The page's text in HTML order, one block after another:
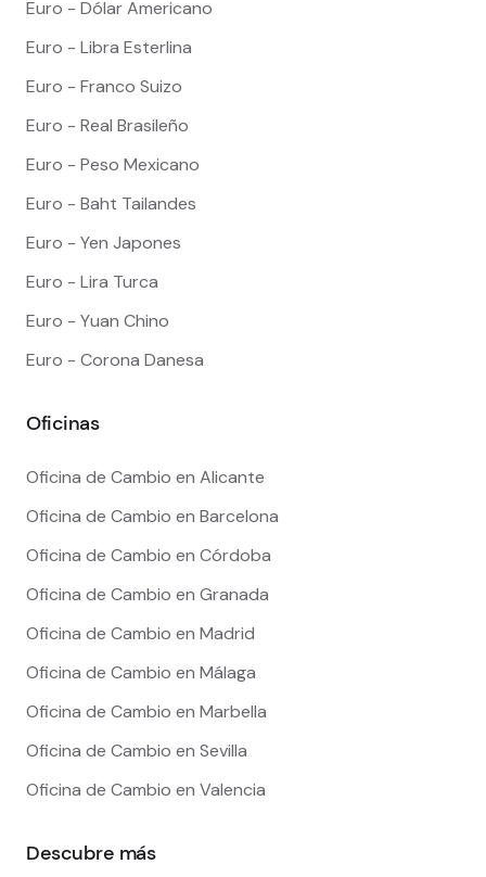
Euro - Dólar Americano
Euro - Libra Esterlina
Euro - Franco Suizo
Euro - Real Brasileño
Euro - Peso Mexicano
Euro - Baht Tailandes
Euro - Yen Japones
Euro - Lira Turca
Euro - Yuan Chino
Euro - Corona Danesa
Oficinas
Oficina de Cambio en Alicante
Oficina de Cambio en Barcelona
Oficina de Cambio en Córdoba
Oficina de Cambio en Granada
Oficina de Cambio en Madrid
Oficina de Cambio en Málaga
Oficina de Cambio en Marbella
Oficina de Cambio en Sevilla
Oficina de Cambio en Valencia
Descubre más